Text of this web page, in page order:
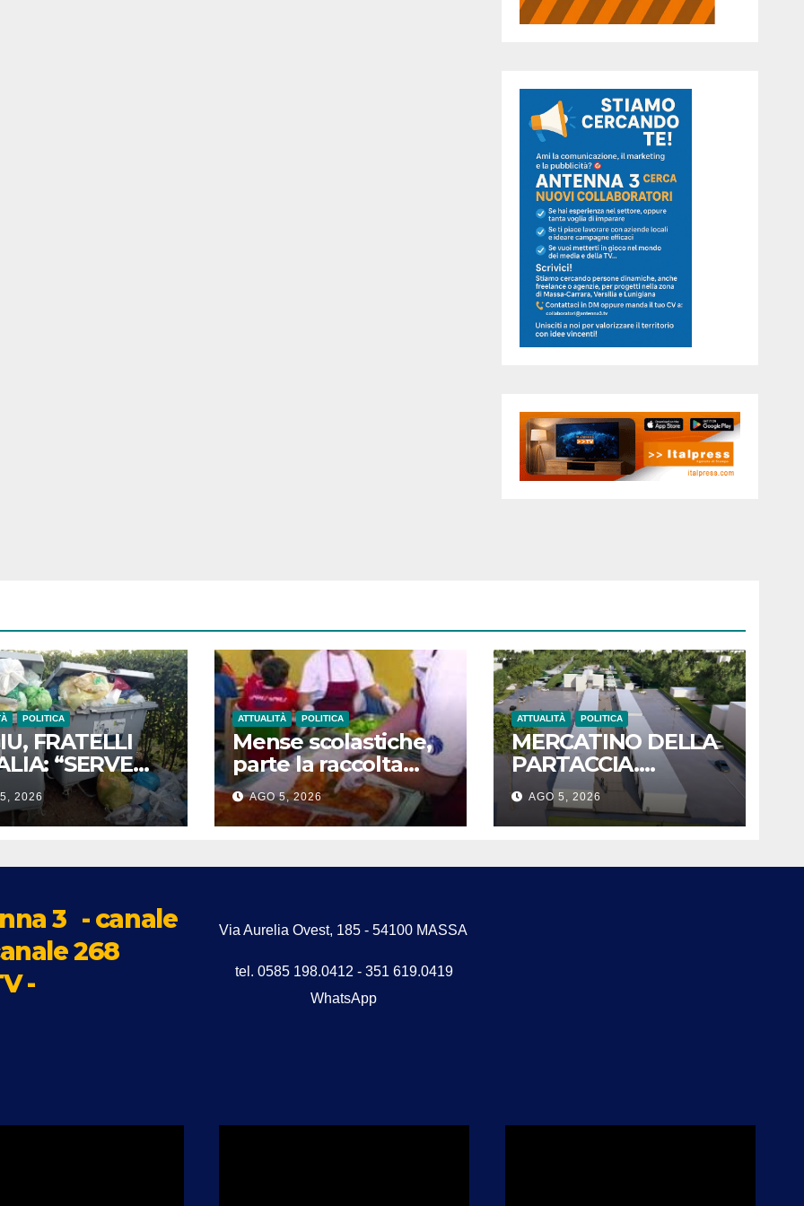
POLITICA
FRATELLI
“SERVE
RIVOLUZIONE
2026
ATTUALITÀ POLITICA
Mense scolastiche,
parte la raccolta
firme: genitori
chiedono il servizio
fino all’ultimo
AGO 5, 2026
ATTUALITÀ POLITICA
MERCATINO DELLA
PARTACCIA.
TENERANI (FdI):
“SERVONO PIÙ
ASCOLTO,
AGO 5, 2026
3 - canale
268
-
Via Aurelia Ovest, 185 - 54100 MASSA
tel. 0585 198.0412 - 351 619.0419
WhatsApp